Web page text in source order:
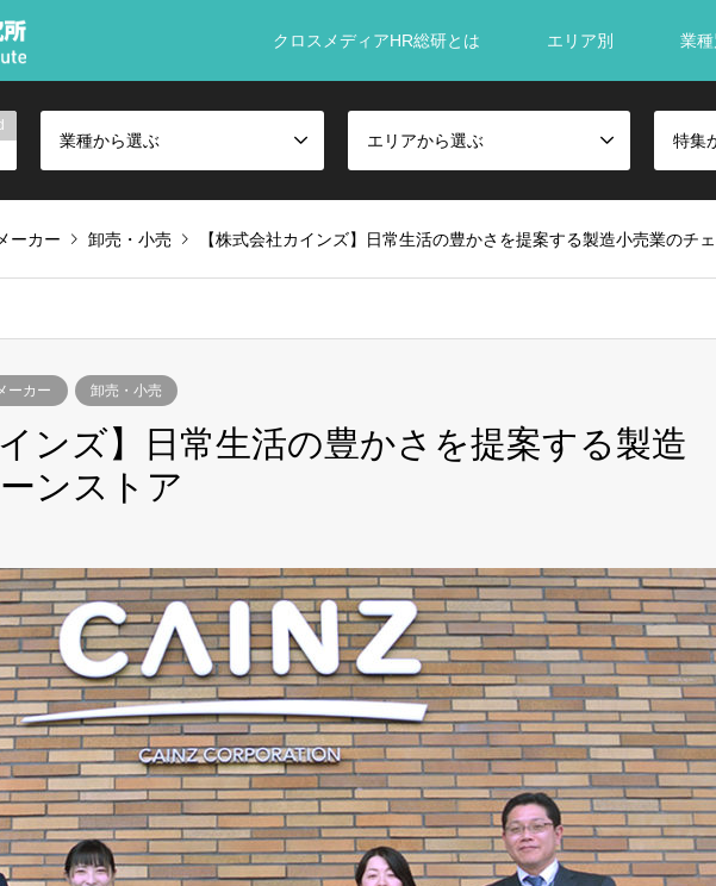
クロスメディアHR総研とは エリア別 業
業種から選ぶ エリアから選ぶ 特集
メーカー 卸売・小売 【株式会社カインズ】日常生活の豊かさを提案する製造小売業のチ
ーカー 卸売・小売
インズ】日常生活の豊かさを提案する製造
ンストア